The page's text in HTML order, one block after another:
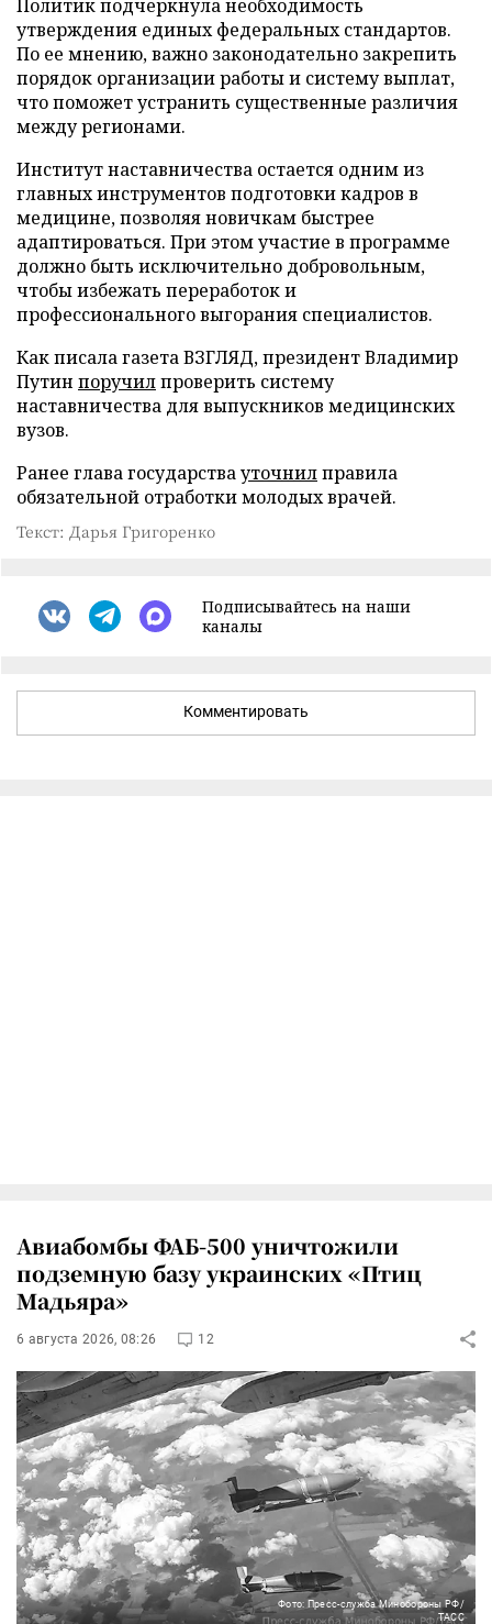
Политик подчеркнула необходимость
утверждения единых федеральных стандартов.
По ее мнению, важно законодательно закрепить
порядок организации работы и систему выплат,
что поможет устранить существенные различия
между регионами.
Институт наставничества остается одним из
главных инструментов подготовки кадров в
медицине, позволяя новичкам быстрее
адаптироваться. При этом участие в программе
должно быть исключительно добровольным,
чтобы избежать переработок и
профессионального выгорания специалистов.
Как писала газета ВЗГЛЯД, президент Владимир
Путин поручилпроверить систему
наставничества для выпускников медицинских
вузов.
Ранее глава государствауточнилправила
обязательной отработки молодых врачей.
Текст: Дарья Григоренко
Подписывайтесь на наши
каналы
Комментировать
Авиабомбы ФАБ-500 уничтожили
подземную базу украинских «Птиц
Мадьяра»
6 августа 2026, 08:26 12
Фото: Пресс-служба Минобороны РФ/
ТАСС